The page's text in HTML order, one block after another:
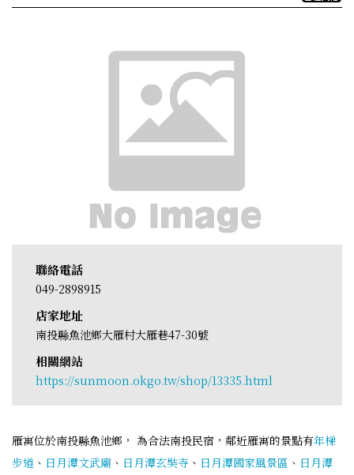
聯絡電話
049-2898915
店家地址
南投縣魚池鄉大雁村大雁巷47-30號
相關網站
https://sunmoon.okgo.tw/shop/13335.html
雁寓位於南投縣魚池鄉， 為合法南投民宿，鄰近雁寓的景點有年梯
步道 、 日月潭文武廟 、 日月潭玄奘寺 、 日月潭國家風景區 、 日月潭